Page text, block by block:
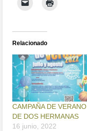
Relacionado
CAMPAÑA DE VERANO
DE DOS HERMANAS
16 junio, 2022